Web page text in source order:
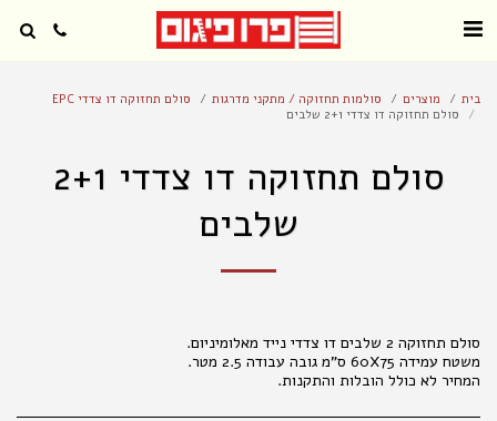
בית מוצרים סולמות תחזוקה / מתקני מדרגות
סולם תחזוקה דו צדדי EPC
סולם תחזוקה דו צדדי 2+1 שלבים
סולם תחזוקה דו צדדי 2+1
שלבים
המחיר לא כולל הובלות והתקנות.